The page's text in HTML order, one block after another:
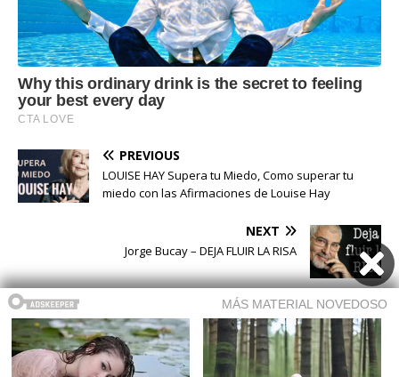
PREVIOUS
LOUISE HAY Supera tu Miedo, Como superar tu
miedo con las Afirmaciones de Louise Hay
NEXT
Jorge Bucay – DEJA FLUIR LA RISA
Buscar
Buscar